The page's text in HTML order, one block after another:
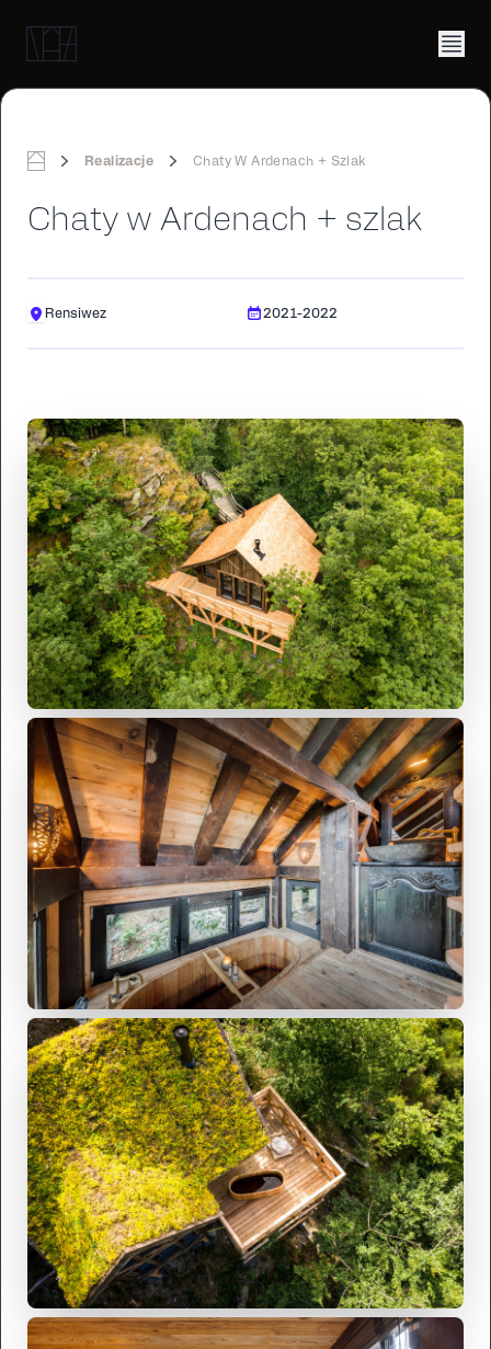
Realizacje Chaty W Ardenach + Szlak
Chaty w Ardenach + szlak
Rensiwez 2021-2022